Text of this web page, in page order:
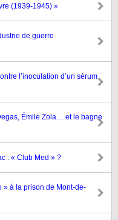
(1939-1945) »
de guerre
l’inoculation d’un sérum
Émile Zola… et le bagne
: « Club Med » ?
» à la prison de Mont-de-